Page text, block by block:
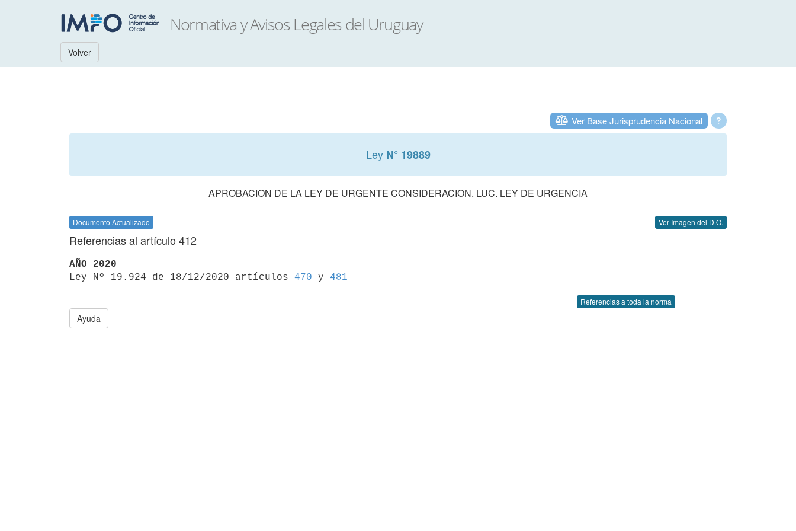
Volver
?
Ver Base Jurisprudencia Nacional
Ley N° 19889
APROBACION DE LA LEY DE URGENTE CONSIDERACION. LUC. LEY DE URGENCIA
Documento Actualizado Ver Imagen del D.O.
Referencias al artículo 412
AÑO 2020
Ley Nº 19.924 de 18/12/2020 artículos 470 y 481
Referencias a toda la norma
Ayuda